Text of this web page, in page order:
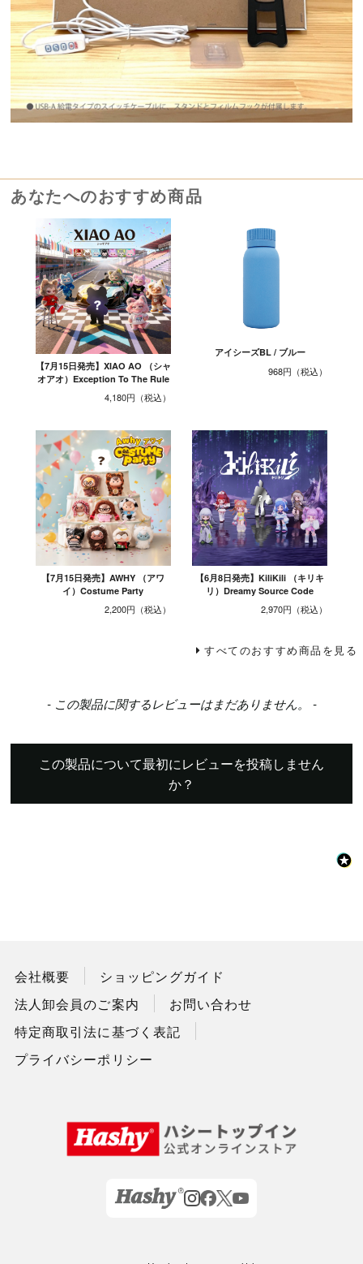
あなたへのおすすめ商品
【7月15日発売】XIAO AO （シャ
オアオ）Exception To The Rule
4,180円
アイシーズBL / ブルー
968円
【7月15日発売】AWHY （アワ
イ）Costume Party
2,200円
【6月8日発売】KiliKili （キリキ
リ）Dreamy Source Code
2,970円
すべてのおすすめ商品を見る
- この製品に関するレビューはまだありません。 -
この製品について最初にレビューを投稿しません
か？
New content loaded
会社概要
ショッピングガイド
法人卸会員のご案内
お問い合わせ
特定商取引法に基づく表記
プライバシーポリシー